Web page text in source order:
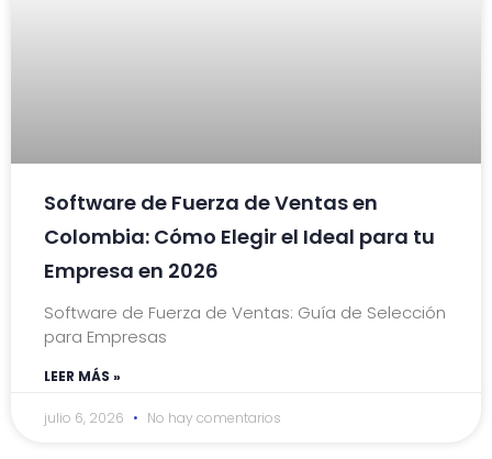
Software de Fuerza de Ventas en
Colombia: Cómo Elegir el Ideal para tu
Empresa en 2026
Software de Fuerza de Ventas: Guía de Selección
para Empresas
LEER MÁS »
julio 6, 2026 No hay comentarios